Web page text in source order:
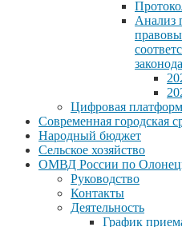
Анализ
Цифровая
Современная городская
Народный бюджет
Сельское хозяйство
ОМВД России по
Руководство
Контакты
Деятельность
График